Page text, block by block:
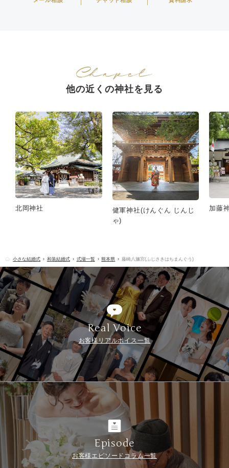
他の近くの神社を見る
北岡神社
健軍神社(けんぐん じんじ
ゃ)
加藤
小さな結婚式 和装結婚式 式場一覧 熊本県 藤崎八旛宮(ふじさきはちまんぐう)
Real Voice
お客様リアルボイス一覧
Episode
お客様エピソードコラム一覧